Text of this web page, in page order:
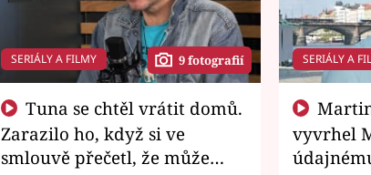
SERIÁLY A FILMY 9 fotografií
Zarazilo ho, když si ve
smlouvě přečetl, že může
SERIÁLY A
vyvrhel